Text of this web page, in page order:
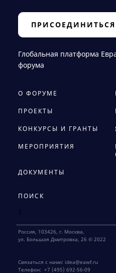
ПРИСОЕДИНИТЬСЯ
Глобальная платформа
форума
О ФОРУМЕ
ПРОЕКТЫ
КОНКУРСЫ И ГРАНТЫ
МЕРОПРИЯТИЯ
ДОКУМЕНТЫ
ПОИСК
2
Россия, 103426, г. Москва,
ул. Большая Дмитровка, 26 © 2022
Связаться с нами: idea@eawf.ru
Телефон: +7 (495) 692-56-09